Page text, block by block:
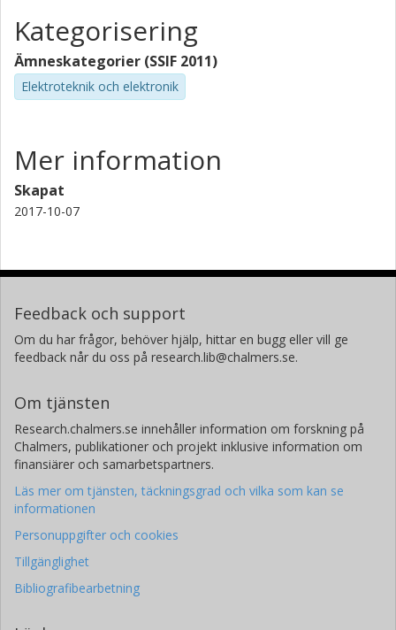
Kategorisering
Ämneskategorier (SSIF 2011)
Elektroteknik och elektronik
Mer information
Skapat
2017-10-07
Feedback och support
Om du har frågor, behöver hjälp, hittar en bugg eller vill ge
feedback når du oss på research.lib@chalmers.se.
Om tjänsten
Research.chalmers.se innehåller information om forskning på
Chalmers, publikationer och projekt inklusive information om
finansiärer och samarbetspartners.
Läs mer om tjänsten, täckningsgrad och vilka som kan se
informationen
Personuppgifter och cookies
Tillgänglighet
Bibliografibearbetning